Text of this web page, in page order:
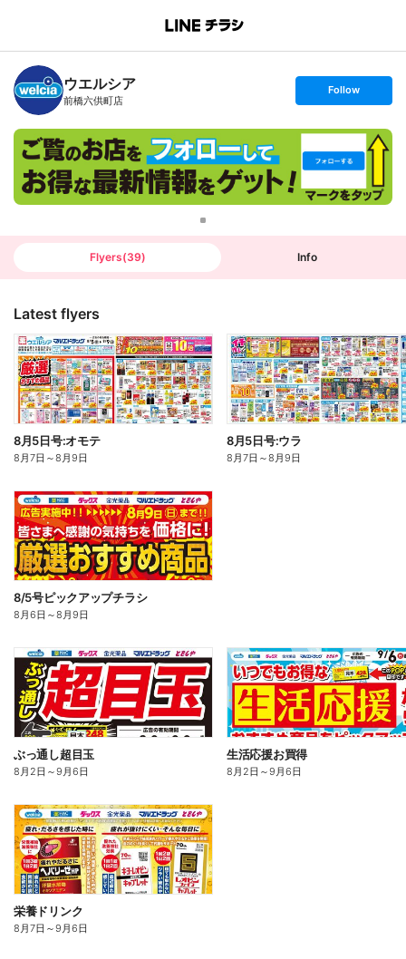
B
n
c
h
T
ウエルシア
前橋六供町店
s
t
o
l
o
w
Follow
Flyers(39) Info
Latest flyers
8月5日号:オモテ
8月7日 ～8月9日
8月5日号:ウラ
8月7日 ～8月9日
8/5号ピックアップチラシ
8月6日 ～8月9日
ぶっ通し超目玉
8月2日 ～9月6日
生活応援お買得
8月2日 ～9月6日
栄養ドリンク
8月7日 ～9月6日